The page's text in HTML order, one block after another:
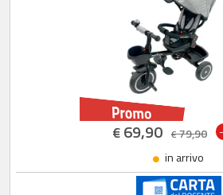
€69,90 €79,90
in arrivo